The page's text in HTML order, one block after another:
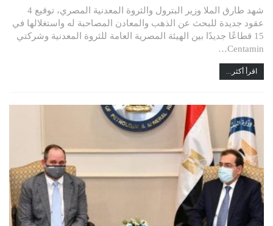
شهد طارق الملا وزير البترول والثروة المعدنية المصري، توقيع 4
عقود جديدة للبحث عن الذهب والمعادن المصاحبة له واستغلالها في
15 قطاعًا جديدًا بين الهيئة المصرية العامة للثروة المعدنية وشركتي
Centamin…
اقرأ أكثر...